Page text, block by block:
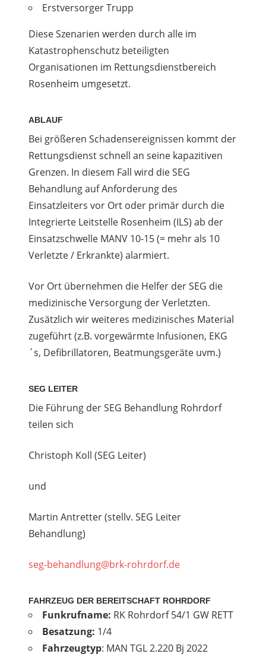
Erstversorger Trupp
Diese Szenarien werden durch alle im
Katastrophenschutz beteiligten
Organisationen im Rettungsdienstbereich
Rosenheim umgesetzt.
ABLAUF
Bei größeren Schadensereignissen kommt der
Rettungsdienst schnell an seine kapazitiven
Grenzen. In diesem Fall wird die SEG
Behandlung auf Anforderung des
Einsatzleiters vor Ort oder primär durch die
Integrierte Leitstelle Rosenheim (ILS) ab der
Einsatzschwelle MANV 10-15 (= mehr als 10
Verletzte / Erkrankte) alarmiert.
Vor Ort übernehmen die Helfer der SEG die
medizinische Versorgung der Verletzten.
Zusätzlich wir weiteres medizinisches Material
zugeführt (z.B. vorgewärmte Infusionen, EKG
´s, Defibrillatoren, Beatmungsgeräte uvm.)
SEG LEITER
Die Führung der SEG Behandlung Rohrdorf
teilen sich
Christoph Koll (SEG Leiter)
und
Martin Antretter (stellv. SEG Leiter
Behandlung)
seg-behandlung@brk-rohrdorf.de
FAHRZEUG DER BEREITSCHAFT ROHRDORF
Funkrufname: RK Rohrdorf 54/1 GW RETT
Besatzung: 1/4
Fahrzeugtyp: MAN TGL 2.220 Bj 2022